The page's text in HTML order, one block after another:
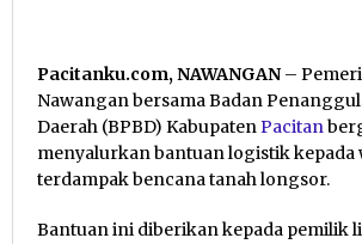
Pacitanku.com, NAWANGAN –
Nawangan bersama Badan
Daerah (BPBD) KabupatenPacitan
menyalurkan bantuan logistik kepada
terdampak bencana tanah longsor.
Bantuan ini diberikan kepada pemilik